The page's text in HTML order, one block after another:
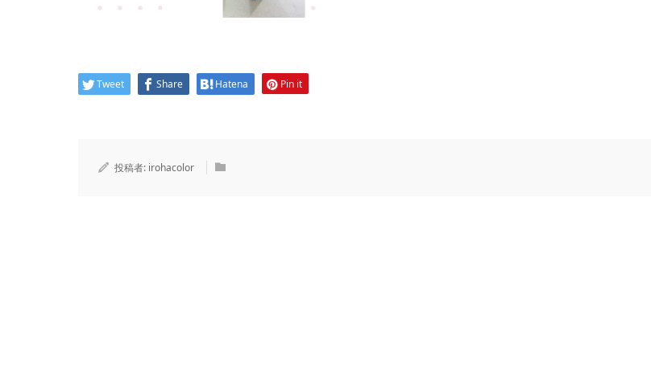
Tweet Share Hatena Pin it
投稿者: irohacolor